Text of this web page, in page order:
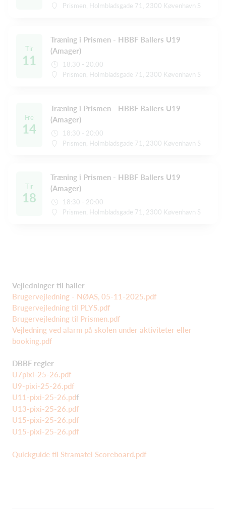
Prismen, Holmbladsgade 71, 2300 Køvenhavn S
Tir
11
Træning i Prismen - HBBF Ballers U19
(Amager)
18:30 - 20:00
Prismen, Holmbladsgade 71, 2300 Køvenhavn S
Fre
14
Træning i Prismen - HBBF Ballers U19
(Amager)
18:30 - 20:00
Prismen, Holmbladsgade 71, 2300 Køvenhavn S
Tir
18
Træning i Prismen - HBBF Ballers U19
(Amager)
18:30 - 20:00
Prismen, Holmbladsgade 71, 2300 Køvenhavn S
Vejledninger til haller
Brugervejledning - NØAS, 05-11-2025.pdf
Brugervejledning til PLYS.pdf
Brugervejledning til Prismen.pdf
Vejledning ved alarm på skolen under aktiviteter eller
booking.pdf
DBBF regler
U7pixi-25-26.pdf
U9-pixi-25-26.pdf
U11-pixi-25-26.pdf
U13-pixi-25-26.pdf
U15-pixi-25-26.pdf
U15-pixi-25-26.pdf
Quickguide til Stramatel Scoreboard.pdf